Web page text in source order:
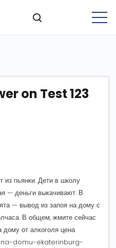
on Test 123
из пьянки. Дети в школу
— деньги выкачивают. В
— вывод из запоя на дому с
В общем, жмите сейчас
от алкоголя цена
domu-ekaterinburg-